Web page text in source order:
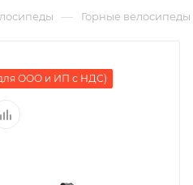
— Горные велосипеды
ООО и ИП с НДС)